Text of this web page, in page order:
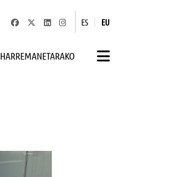
ES | EU
HARREMANETARAKO